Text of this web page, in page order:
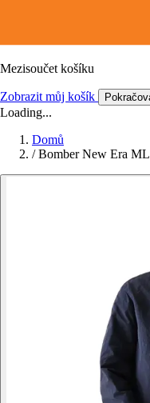
Mezisoučet košíku
Zobrazit můj košík
Loading...
Domů
/ Bomber New Era